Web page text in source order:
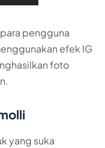
pengguna
efek IG
foto
yang suka